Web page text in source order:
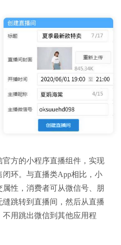
官方的小程序直播组件，实现
环。与直播类App相比，小
性，消费者可从微信号、朋
跳转到直播间，然后从直播
用跳出微信到其他应用程